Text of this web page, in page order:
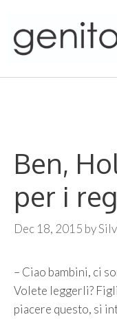
content
Ben,
per i
Dec 18, 2015 by
– Ciao bambini, ci
Volete leggerli?
piacere questo, si